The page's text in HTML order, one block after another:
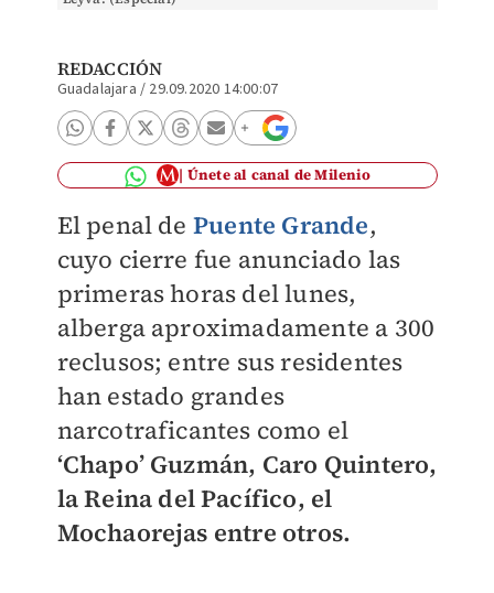
REDACCIÓN
Guadalajara / 29.09.2020 14:00:07
Únete al canal de Milenio
El penal de Puente Grande,
cuyo cierre fue anunciado las
primeras horas del lunes,
alberga aproximadamente a 300
reclusos; entre sus residentes
han estado grandes
narcotraficantes como el
‘Chapo’ Guzmán, Caro Quintero,
la Reina del Pacífico, el
Mochaorejas entre otros.